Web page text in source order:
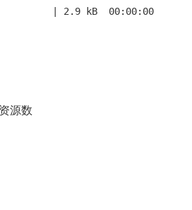
| 2.9 kB  00:00:00
源数